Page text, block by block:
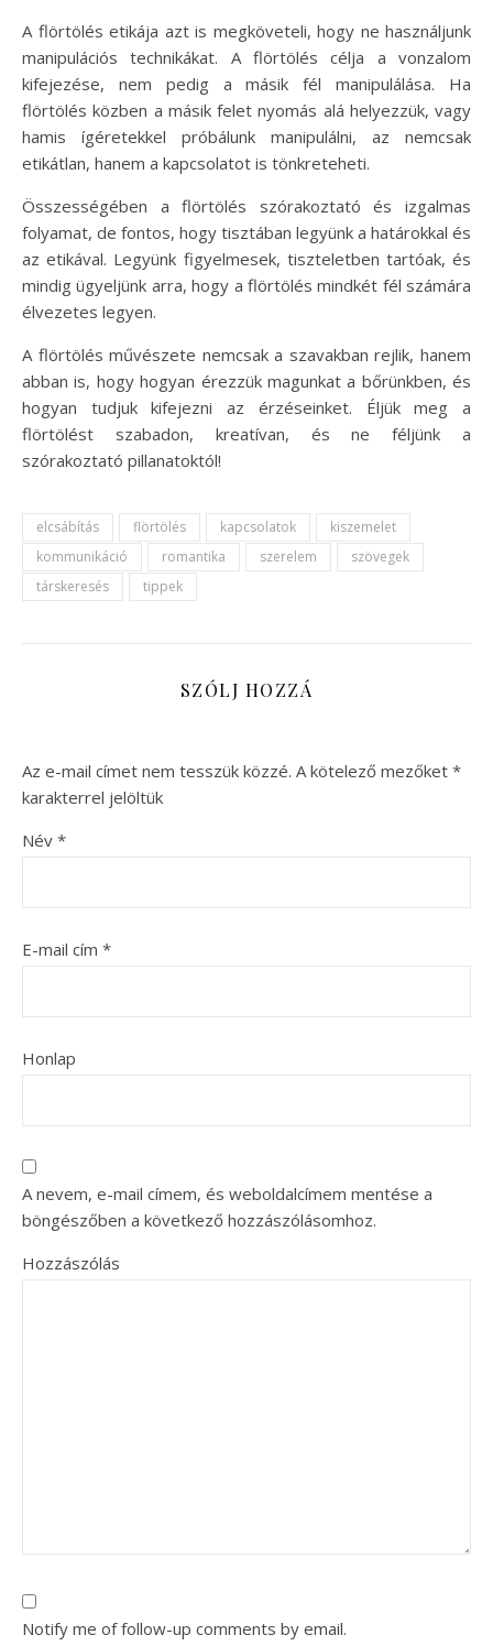
A flörtölés etikája azt is megköveteli, hogy ne használjunk
manipulációs technikákat. A flörtölés célja a vonzalom
kifejezése, nem pedig a másik fél manipulálása. Ha
flörtölés közben a másik felet nyomás alá helyezzük, vagy
hamis ígéretekkel próbálunk manipulálni, az nemcsak
etikátlan, hanem a kapcsolatot is tönkreteheti.
Összességében a flörtölés szórakoztató és izgalmas
folyamat, de fontos, hogy tisztában legyünk a határokkal és
az etikával. Legyünk figyelmesek, tiszteletben tartóak, és
mindig ügyeljünk arra, hogy a flörtölés mindkét fél számára
élvezetes legyen.
A flörtölés művészete nemcsak a szavakban rejlik, hanem
abban is, hogy hogyan érezzük magunkat a bőrünkben, és
hogyan tudjuk kifejezni az érzéseinket. Éljük meg a
flörtölést szabadon, kreatívan, és ne féljünk a
szórakoztató pillanatoktól!
elcsábítás flörtölés kapcsolatok
kiszemelet
kommunikáció
romantika szerelem
szövegek
társkeresés
tippek
SZÓLJ HOZZÁ
Az e-mail címet nem tesszük közzé. A kötelező mezőket *
karakterrel jelöltük
Név *
E-mail cím *
Honlap
A nevem, e-mail címem, és weboldalcímem mentése a
böngészőben a következő hozzászólásomhoz.
Hozzászólás
Notify me of follow-up comments by email.